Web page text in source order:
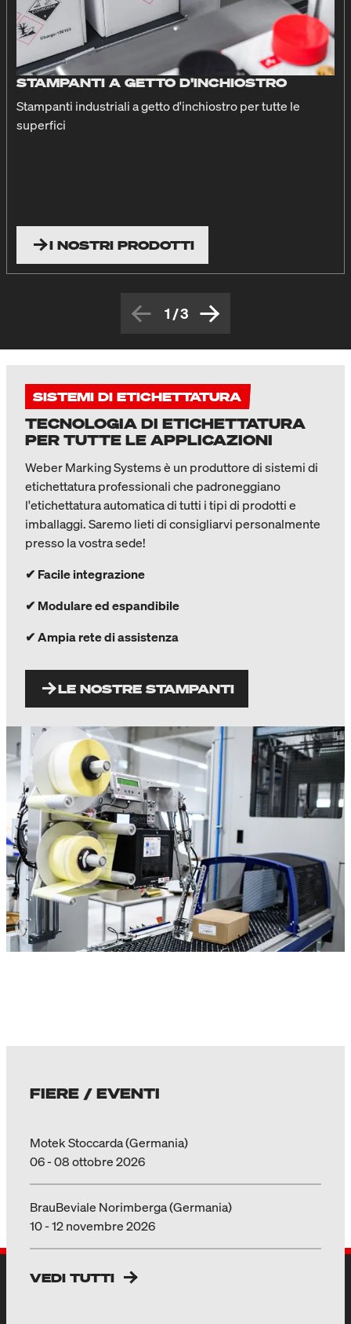
STAMPANTI A GETTO D'INCHIOSTRO
Stampanti industriali a getto d'inchiostro per tutte le
superfici
I NOSTRI PRODOTTI
1 /3
SISTEMI DI ETICHETTATURA
TECNOLOGIA DI ETICHETTATURA
PER TUTTE LE APPLICAZIONI
Weber Marking Systems è un produttore di sistemi di
etichettatura professionali che padroneggiano
l'etichettatura automatica di tutti i tipi di prodotti e
imballaggi. Saremo lieti di consigliarvi personalmente
presso la vostra sede!
✔ Facile integrazione
✔ Modulare ed espandibile
✔ Ampia rete di assistenza
LE NOSTRE STAMPANTI
FIERE / EVENTI
Motek Stoccarda (Germania)
06 - 08 ottobre 2026
BrauBeviale Norimberga (Germania)
10 - 12 novembre 2026
VEDI TUTTI